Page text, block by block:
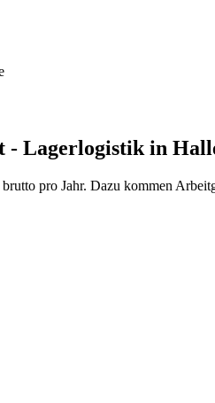
- Lagerlogistik in
pro Jahr. Dazu kommen